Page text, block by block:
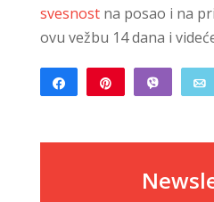
svesnostna posao i na
ovu vežbu 14 dana i
Share Vibe